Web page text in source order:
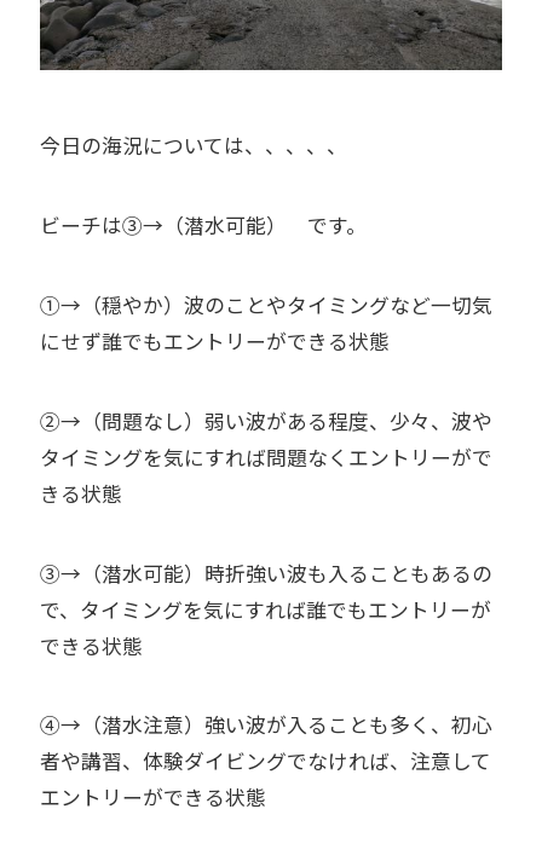
今日の海況については、、、、、
ビーチは③→（潜水可能） です。
①→（穏やか）波のことやタイミングなど一切気
にせず誰でもエントリーができる状態
②→（問題なし）弱い波がある程度、少々、波や
タイミングを気にすれば問題なくエントリーがで
きる状態
③→（潜水可能）時折強い波も入ることもあるの
で、タイミングを気にすれば誰でもエントリーが
できる状態
④→（潜水注意）強い波が入ることも多く、初心
者や講習、体験ダイビングでなければ、注意して
エントリーができる状態